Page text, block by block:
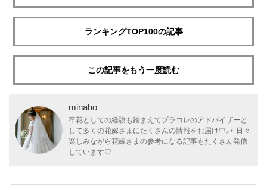
ランキングTOP100の記事
この記事をもう一度読む
minaho
卒花としての経験も踏まえてプラコレのアドバイザーと
して多くの花嫁さまにたくさんの情報をお届け中⸝⋆ 日々
楽しみながら花嫁さまの参考になる記事もたくさん発信
しています♡